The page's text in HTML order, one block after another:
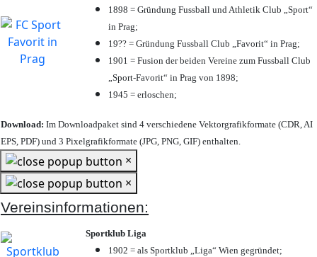
1898 = Gründung Fussball und Athletik Club „Sport“
in Prag;
19?? = Gründung Fussball Club „Favorit“ in Prag;
1901 = Fusion der beiden Vereine zum Fussball Club
„Sport-Favorit“ in Prag von 1898;
1945 = erloschen;
Download: Im Downloadpaket sind 4 verschiedene Vektorgrafikformate (CDR, AI
EPS, PDF) und 3 Pixelgrafikformate (JPG, PNG, GIF) enthalten.
×
×
Vereinsinformationen:
Sportklub Liga
1902 = als Sportklub „Liga“ Wien gegründet;